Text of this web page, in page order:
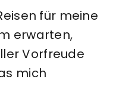
für meine
erwarten,
Vorfreude
mich